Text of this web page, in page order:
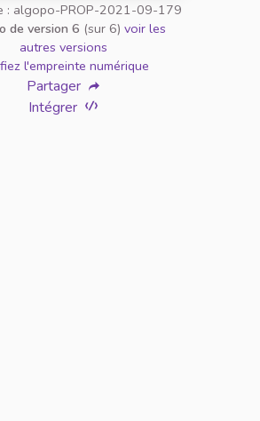
: algopo-PROP-2021-09-179
de version 6 (sur 6) voir les
autres versions
l'empreinte numérique
Partager
Intégrer